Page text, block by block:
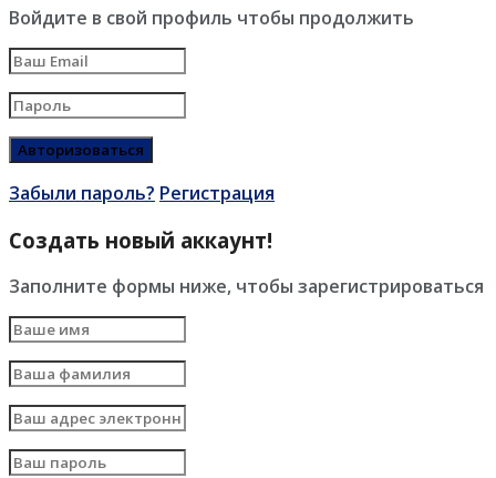
Войдите в свой профиль чтобы продолжить
Забыли пароль? Регистрация
Создать новый аккаунт!
Заполните формы ниже, чтобы зарегистрироваться